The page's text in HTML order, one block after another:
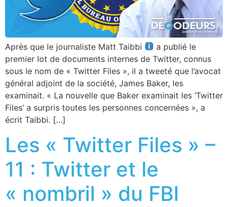
Après que le journaliste Matt Taibbi
a publié le
premier lot de documents internes de Twitter, connus
sous le nom de « Twitter Files », il a tweeté que l’avocat
général adjoint de la société, James Baker, les
examinait. « La nouvelle que Baker examinait les ‘Twitter
Files’ a surpris toutes les personnes concernées », a
écrit Taibbi. […]
Les « Twitter Files » –
11 : Twitter et le
« nombril » du FBI